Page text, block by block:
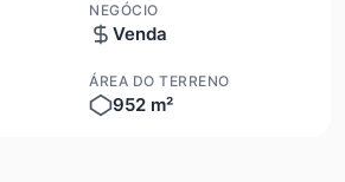
NEGÓCIO
Venda
ÁREA DO TERRENO
952 m²